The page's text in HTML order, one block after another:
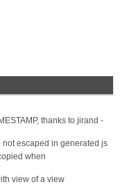
thanks to jirand -
escaped in generated js
when
view of a view